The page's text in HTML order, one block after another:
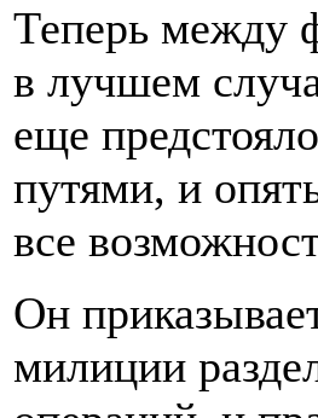
Теперь между
в лучшем
еще
путями, и
все
Он
милиции